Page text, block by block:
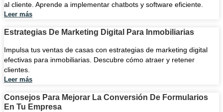
al cliente. Aprende a implementar chatbots y software eficiente.
Leer más
Estrategias De Marketing Digital Para Inmobiliarias
Impulsa tus ventas de casas con estrategias de marketing digital
efectivas para inmobiliarias. Descubre cómo atraer y retener
clientes.
Leer más
Consejos Para Mejorar La Conversión De Formularios
En Tu Empresa